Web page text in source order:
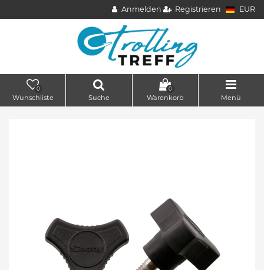
Anmelden Registrieren EUR
0
Wunschliste Suche
0
Warenkorb Menü